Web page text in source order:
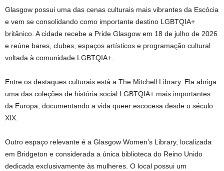
Glasgow possui uma das cenas culturais mais vibrantes da Escócia
e vem se consolidando como importante destino LGBTQIA+
britânico. A cidade recebe a Pride Glasgow em 18 de julho de 2026
e reúne bares, clubes, espaços artísticos e programação cultural
voltada à comunidade LGBTQIA+.
Entre os destaques culturais está a The Mitchell Library. Ela abriga
uma das coleções de história social LGBTQIA+ mais importantes
da Europa, documentando a vida queer escocesa desde o século
XIX.
Outro espaço relevante é a Glasgow Women’s Library, localizada
em Bridgeton e considerada a única biblioteca do Reino Unido
dedicada exclusivamente às mulheres. O local possui um